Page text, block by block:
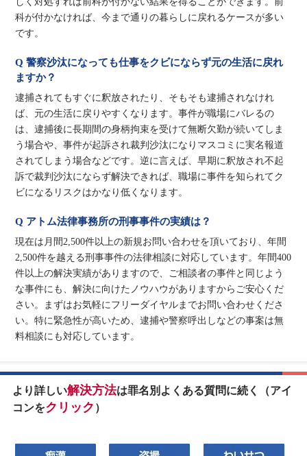
科が付かなければ、今まで通りの暮らしに戻れるケースが多い
です。
Q 警察沙汰になっても仕事をクビにならず元の生活に戻れ
ますか？
逮捕されてもすぐに釈放されたり、そもそも逮捕されなけれ
ば、元の生活に戻りやすくなります。事件が職場にバレるの
は、逮捕後に長期間の身柄拘束を受けて無断欠勤が続いてしま
う場合や、事件が起訴され裁判沙汰になりマスコミに実名報道
されてしまう場合などです。逆に言えば、早期に釈放され不起
訴で裁判沙汰にならず解決できれば、職場に事件を知られてク
ビになるリスクはかなり低くなります。
Q アトム法律事務所の刑事事件の実績は？
現在は月間2,500件以上の新規お問い合わせを頂いており、年間
2,500件を越える刑事事件の法律相談に対応しています。年間400
件以上の解決実績がありますので、ご相談者の事件と同じよう
な事件にも、解決に向けたノウハウがありますからご安心くだ
さい。まずはお気軽にフリーダイヤルまでお問い合わせくださ
い。特に緊急性が高いため、逮捕や警察呼出しなどの事案は無
料相談にも対応しています。
より詳しい解決方法は罪名別よくある質問に続く（アイ
コンをクリック ）